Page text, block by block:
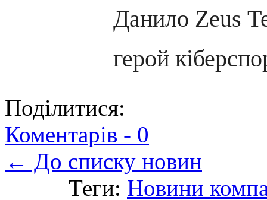
Данило Zeus
герой
Поділитися:
Коментарів - 0
← До списку новин
Теги: Новини